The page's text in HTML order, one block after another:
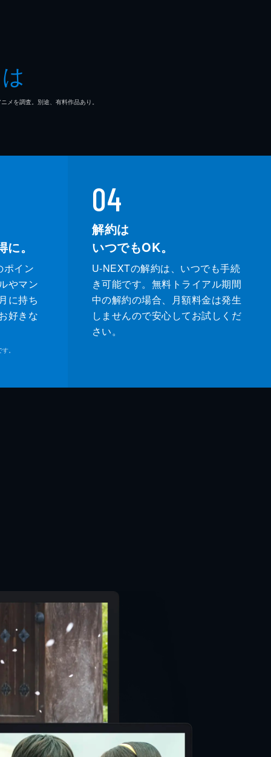
を調査。別途、有料作品あり。
。
ポイン
やマン
に持ち
好きな
。
04
解約は
いつでもOK。
U-NEXTの解約は、いつでも手続
き可能です。無料トライアル期間
中の解約の場合、月額料金は発生
しませんので安心してお試しくだ
さい。